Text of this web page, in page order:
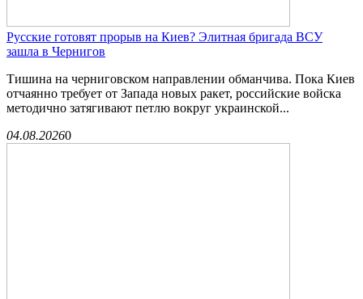
Русские готовят прорыв на Киев? Элитная бригада ВСУ
зашла в Чернигов
Тишина на черниговском направлении обманчива. Пока Киев
отчаянно требует от Запада новых ракет, российские войска
методично затягивают петлю вокруг украинской...
04.08.20260